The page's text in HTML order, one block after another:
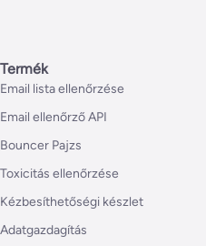
Termék
Email lista ellenőrzése
Email ellenőrző API
Bouncer Pajzs
Toxicitás ellenőrzése
Kézbesíthetőségi készlet
Adatgazdagítás